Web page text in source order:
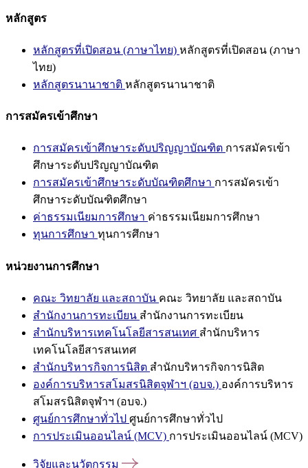
หลักสูตร
หลักสูตรที่เปิดสอน (ภาษาไทย) หลักสูตรที่เปิดสอน (ภาษา
ไทย)
หลักสูตรนานาชาติ หลักสูตรนานาชาติ
การสมัครเข้าศึกษา
การสมัครเข้าศึกษาระดับปริญญาบัณฑิต การสมัครเข้า
ศึกษาระดับปริญญาบัณฑิต
การสมัครเข้าศึกษาระดับบัณฑิตศึกษา การสมัครเข้า
ศึกษาระดับบัณฑิตศึกษา
ค่าธรรมเนียมการศึกษา ค่าธรรมเนียมการศึกษา
ทุนการศึกษา ทุนการศึกษา
หน่วยงานการศึกษา
คณะ วิทยาลัย และสถาบัน คณะ วิทยาลัย และสถาบัน
สำนักงานการทะเบียน สำนักงานการทะเบียน
สำนักบริหารเทคโนโลยีสารสนเทศ สำนักบริหาร
เทคโนโลยีสารสนเทศ
สำนักบริหารกิจการนิสิต สำนักบริหารกิจการนิสิต
องค์การบริหารสโมสรนิสิตจุฬาฯ (อบจ.) องค์การบริหาร
สโมสรนิสิตจุฬาฯ (อบจ.)
ศูนย์การศึกษาทั่วไป ศูนย์การศึกษาทั่วไป
การประเมินออนไลน์ (MCV) การประเมินออนไลน์ (MCV)
วิจัยและนวัตกรรม